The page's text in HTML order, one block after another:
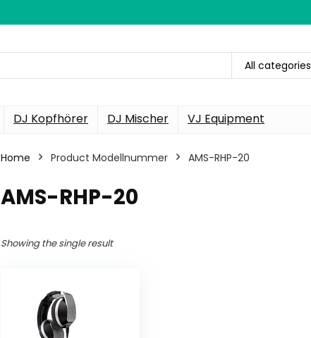
All categories
DJ Kopfhörer DJ Mischer VJ Equipment
Home Product Modellnummer ‎AMS-RHP-20
‎AMS-RHP-20
Showing the single result